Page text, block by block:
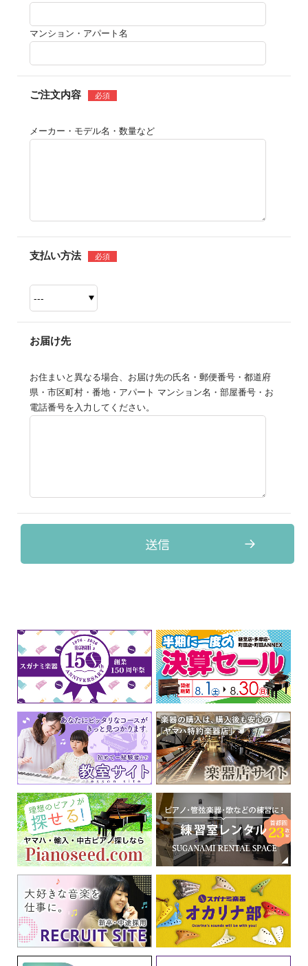
マンション・アパート名
ご注文内容 必須
メーカー・モデル名・数量など
支払い方法 必須
お届け先
お住まいと異なる場合、お届け先の氏名・郵便番号・都道府
県・市区町村・番地・アパート マンション名・部屋番号・お
電話番号を入力してください。